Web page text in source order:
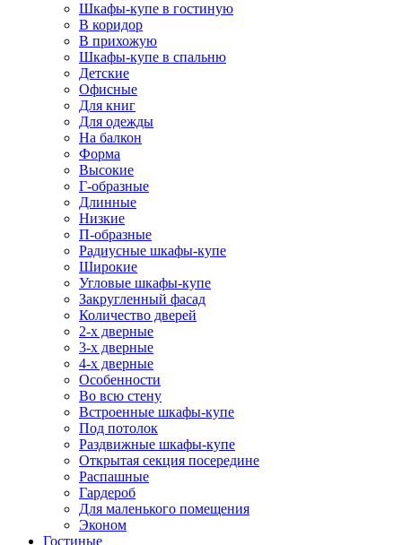
Шкафы-купе в гостиную
В коридор
В прихожую
Шкафы-купе в спальню
Детские
Офисные
Для книг
Для одежды
На балкон
Форма
Высокие
Г-образные
Длинные
Низкие
П-образные
Радиусные шкафы-купе
Широкие
Угловые шкафы-купе
Закругленный фасад
Количество дверей
2-х дверные
3-х дверные
4-х дверные
Особенности
Во всю стену
Встроенные шкафы-купе
Под потолок
Раздвижные шкафы-купе
Открытая секция посередине
Распашные
Гардероб
Для маленького помещения
Эконом
Гостиные